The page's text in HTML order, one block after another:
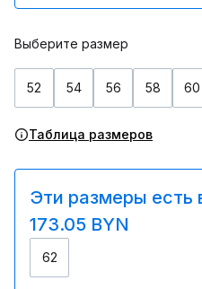
Выберите размер
52 54 56 58 60
Таблица размеров
Эти размеры есть
173.05 BYN
62